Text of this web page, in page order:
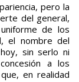
pero la
del general,
de los
el nombre del
sin serlo ni
a los
en realidad